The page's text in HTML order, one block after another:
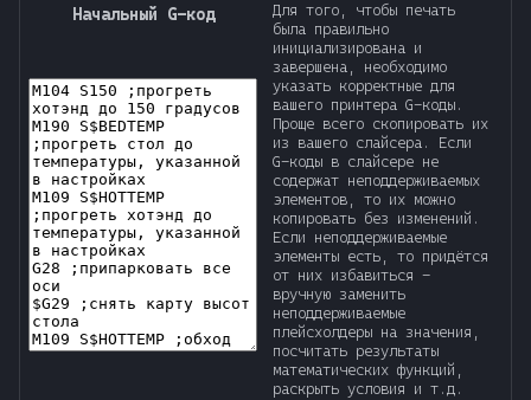
Начальный G-код
Для того, чтобы печать
была правильно
инициализирована и
завершена, необходимо
указать корректные для
вашего принтера G-коды.
Проще всего скопировать их
из вашего слайсера. Если
G-коды в слайсере не
содержат неподдерживаемых
элементов, то их можно
копировать без изменений.
Если неподдерживаемые
элементы есть, то придётся
от них избавиться -
вручную заменить
неподдерживаемые
плейсхолдеры на значения,
посчитать результаты
математических функций,
раскрыть условия и т.д.